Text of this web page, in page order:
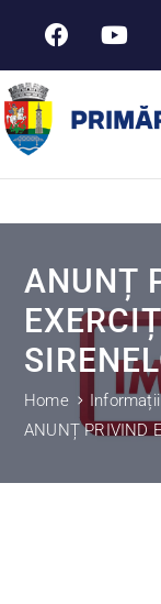
ANUNȚ
Home
ANUNȚ PRIVIND